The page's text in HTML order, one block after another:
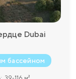
Dubai
бассейном